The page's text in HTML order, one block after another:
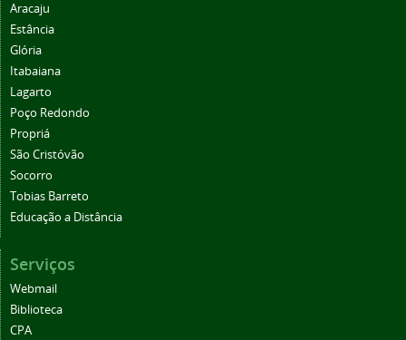
Aracaju
Estância
Glória
Itabaiana
Lagarto
Poço Redondo
Propriá
São Cristóvão
Socorro
Tobias Barreto
Educação a Distância
Serviços
Webmail
Biblioteca
CPA